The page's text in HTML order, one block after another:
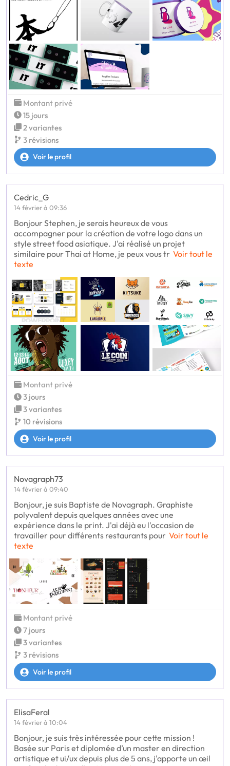
Montant privé
15 jours
2 variantes
3 révisions
Voir le profil
Cedric_G
14 février à 09:36
Bonjour Stephen, je serais heureux de vous
accompagner pour la création de votre logo dans un
style street food asiatique. J'ai réalisé un projet
similaire pour Thai at Home, je peux vous tr Voir tout le
texte
Montant privé
3 jours
3 variantes
10 révisions
Voir le profil
Novagraph73
14 février à 09:40
Bonjour, je suis Baptiste de Novagraph. Graphiste
polyvalent depuis quelques années avec une
expérience dans le print. J'ai déjà eu l'occasion de
travailler pour différents restaurants pour Voir tout le
texte
Montant privé
7 jours
3 variantes
3 révisions
Voir le profil
ElisaFeral
14 février à 10:04
Bonjour, je suis très intéressée pour cette mission !
Basée sur Paris et diplomée d’un master en direction
artistique et ui/ux depuis plus de 5 ans, j'apporte un œil